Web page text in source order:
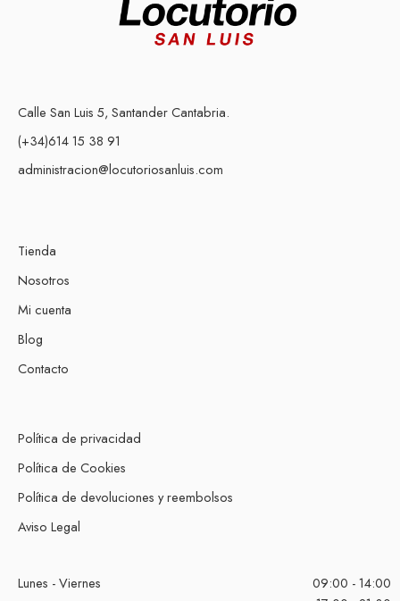
Calle San Luis 5, Santander Cantabria.
(+34)614 15 38 91
administracion@locutoriosanluis.com
Tienda
Nosotros
Mi cuenta
Blog
Contacto
Política de privacidad
Política de Cookies
Política de devoluciones y reembolsos
Aviso Legal
Lunes - Viernes
09:00 - 14:00